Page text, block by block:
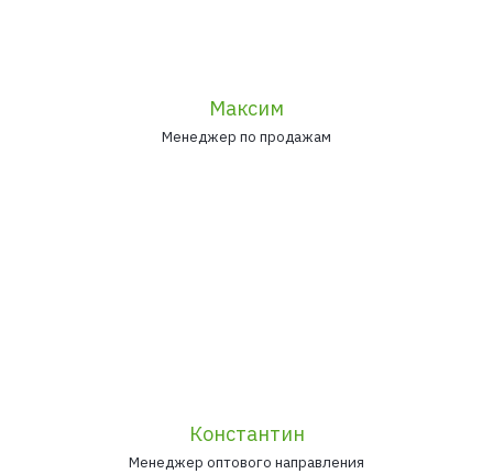
Максим
Менеджер по продажам
Константин
Менеджер оптового направления